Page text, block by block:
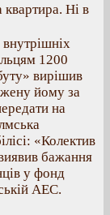
квартира. Ні в
1200
вирішив
йому за
на
«Колектив
бажання
у фонд
АЕС.